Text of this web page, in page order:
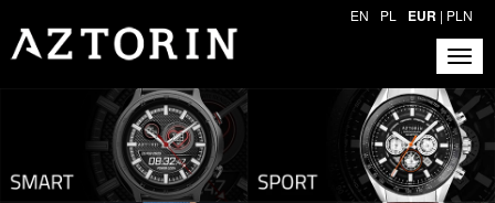
EN PL EUR | PLN